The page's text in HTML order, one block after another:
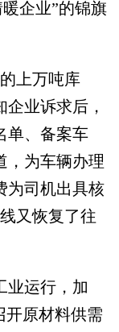
企业”的锦旗
上万吨库
业诉求后，
单、备案车
，为车辆办理
为司机出具核
又恢复了往
运行，加
开原材料供需